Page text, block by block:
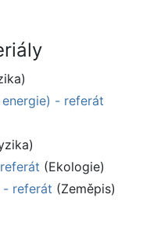
- referát
(Ekologie)
- referát (Zeměpis)